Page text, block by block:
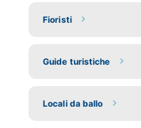
Fioristi
Guide turistiche
Locali da ballo